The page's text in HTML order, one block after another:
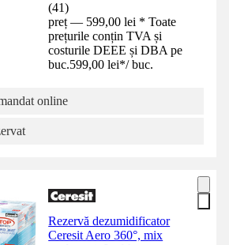
(41)
preț — 599,00 lei * Toate
prețurile conțin TVA și
costurile DEEE și DBA pe
buc.599,00 lei*/ buc.
online
Rezervă dezumidificator
Ceresit Aero 360°, mix